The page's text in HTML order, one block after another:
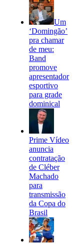
Um
‘Domingão’
pra chamar
de meu:
Band
promove
apresentador
esportivo
para grade
dominical
Prime Vídeo
anuncia
contratação
de Cléber
Machado
para
transmissão
da Copa do
Brasil